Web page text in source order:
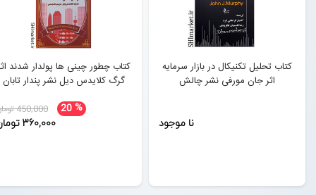
کتاب تحلیل تکنیکال در بازار سرمایه
اثر جان مورفی نشر چالش
نا موجود
کتاب چطور چینی ها پولدار شدند
گرگ کلایدس دیل نشر پندار تابان
20% 450,000 تومان
360,000 تومان